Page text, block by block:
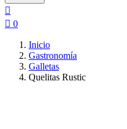

 0
Inicio
Gastronomía
Galletas
Quelitas Rustic